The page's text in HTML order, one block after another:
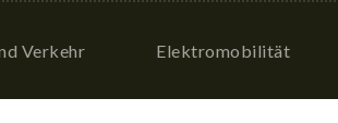
Verkehr Elektromobilität